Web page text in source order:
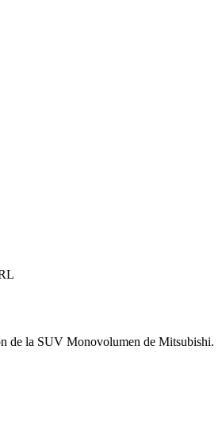
de la SUV Monovolumen de Mitsubishi.